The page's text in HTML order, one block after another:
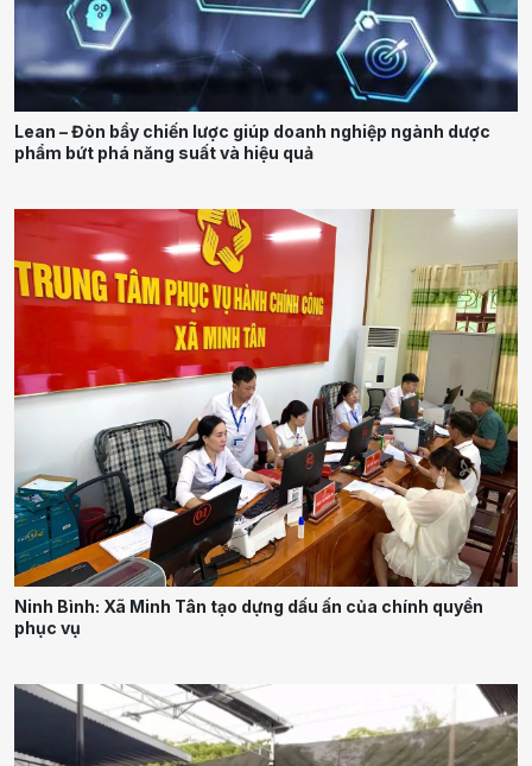
Lean – Đòn bẩy chiến lược giúp doanh nghiệp ngành dược
phẩm bứt phá năng suất và hiệu quả
Ninh Bình: Xã Minh Tân tạo dựng dấu ấn của chính quyền
phục vụ